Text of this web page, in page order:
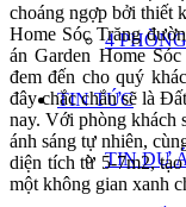
4
TIN TỨC
TIN DỰ
choáng ngợp bởi thiết
Home Sóc Trăng
án Garden Home
đem đến cho quý
đây chắc chắn sẽ là
nay. Với phòng khách
ánh sáng tự nhiên,
diện tích từ 5-7m2,
một không gian xanh